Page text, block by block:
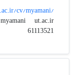
cv/myamani/
myamani
ut.ac.ir